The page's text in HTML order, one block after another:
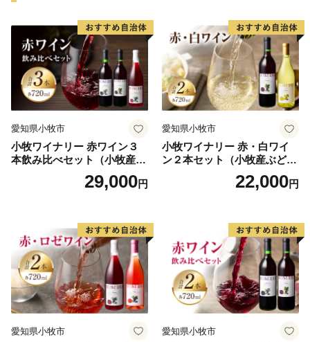
愛知県小牧市
小牧ワイナリー 赤ワイン３
本飲み比べセット（小牧産ぶ
どう100％使用）29,000円
愛知県小牧市
小牧ワイナリー 赤・白ワイ
ン２本セット（小牧産ぶどう
22,000円
愛知県小牧市 愛知県小牧市